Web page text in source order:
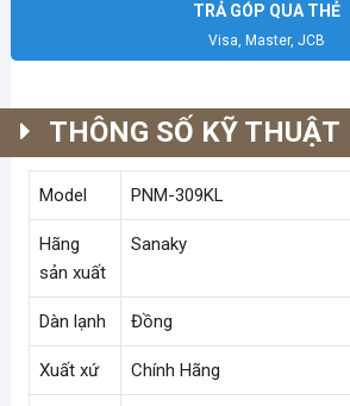
309KL
lượng
TRẢ GÓP QUA THẺ
Visa, Master, JCB
THÔNG SỐ KỸ THUẬT
Model PNM-309KL
Hãng
sản xuất
Sanaky
Dàn lạnh Đồng
Xuất xứ Chính Hãng